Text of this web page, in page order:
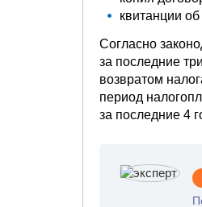
квитанции
Согласно
за последние
возвратом
период
за последние 4